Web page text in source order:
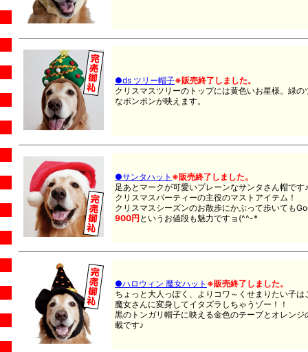
●ds ツリー帽子※販売終了しました。
クリスマスツリーのトップには黄色いお星様。緑
なポンポンが映えます。
●サンタハット ※販売終了しました。
足あとマークが可愛いプレーンなサンタさん帽です♪
クリスマスパーティーの主役のマストアイテム！
クリスマスシーズンのお散歩にかぶって歩いても
900円 というお値段も魅力ですョ(^^-*
●ハロウィン 魔女ハット ※販売終了しました。
ちょっと大人っぽく、よりコワ～くせまりたい子は
魔女さんに変身してイタズラしちゃうゾー！！
黒のトンガリ帽子に映える金色のテープとオレン
載です♪